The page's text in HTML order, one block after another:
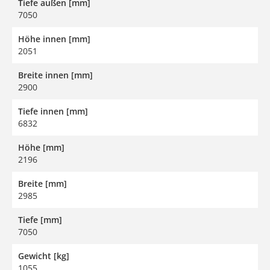
Tiefe außen [mm]
7050
Höhe innen [mm]
2051
Breite innen [mm]
2900
Tiefe innen [mm]
6832
Höhe [mm]
2196
Breite [mm]
2985
Tiefe [mm]
7050
Gewicht [kg]
1055